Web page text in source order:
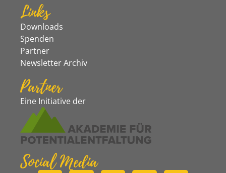
Links
Downloads
Spenden
Partner
Newsletter Archiv
Partner
Eine Initiative der
Social Media